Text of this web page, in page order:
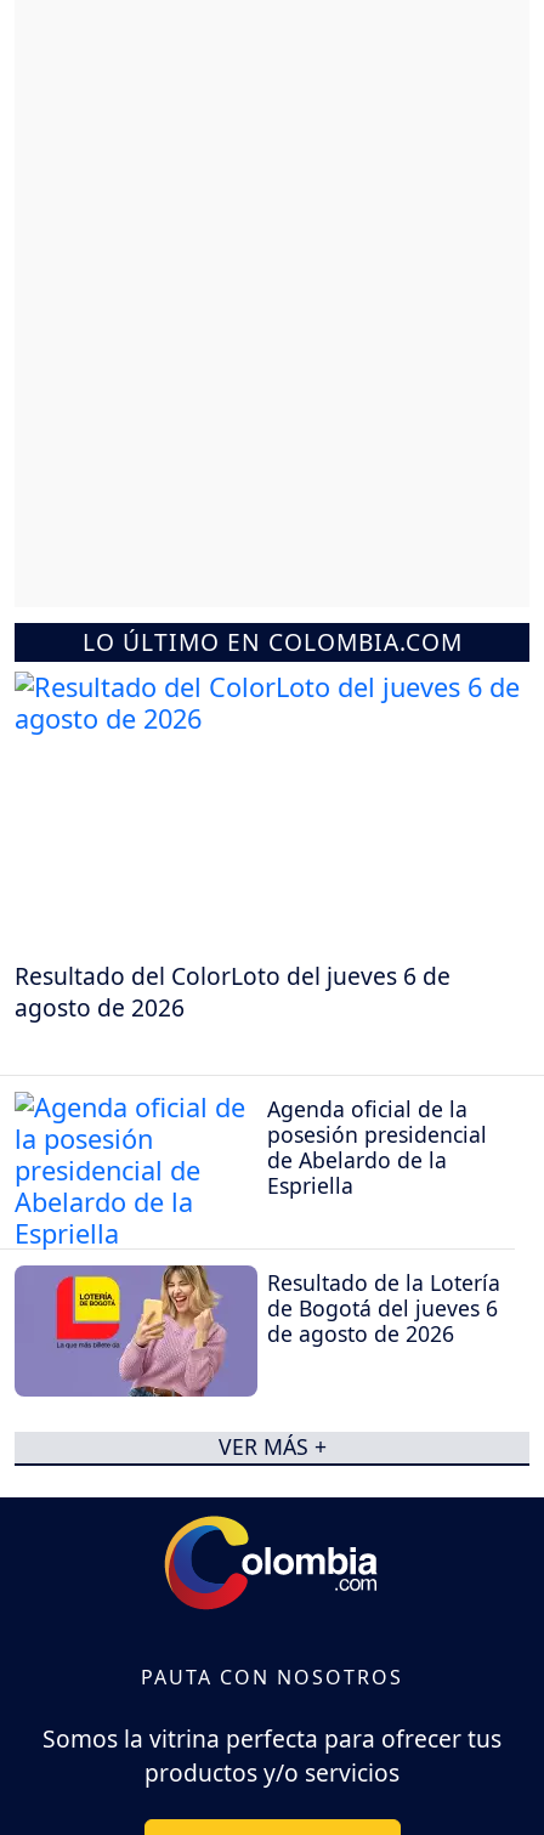
LO ÚLTIMO EN COLOMBIA.COM
Resultado del ColorLoto del jueves 6 de
agosto de 2026
Agenda oficial de la
posesión presidencial
de Abelardo de la
Espriella
Resultado de la Lotería
de Bogotá del jueves 6
de agosto de 2026
VER MÁS +
PAUTA CON NOSOTROS
Somos la vitrina perfecta para ofrecer tus
productos y/o servicios